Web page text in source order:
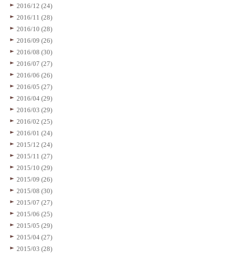
2016/12 (24)
2016/11 (28)
2016/10 (28)
2016/09 (26)
2016/08 (30)
2016/07 (27)
2016/06 (26)
2016/05 (27)
2016/04 (29)
2016/03 (29)
2016/02 (25)
2016/01 (24)
2015/12 (24)
2015/11 (27)
2015/10 (29)
2015/09 (26)
2015/08 (30)
2015/07 (27)
2015/06 (25)
2015/05 (29)
2015/04 (27)
2015/03 (28)